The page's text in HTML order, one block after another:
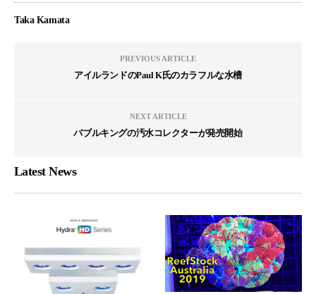
Taka Kamata
PREVIOUS ARTICLE
アイルランドのPaul K氏のカラフルな水槽
NEXT ARTICLE
バブルキングの汚水コレクターが発売開始
Latest News